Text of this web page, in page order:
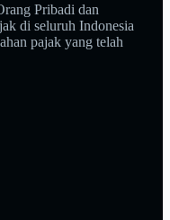
Pribadi dan
di seluruh Indonesia
pajak yang telah